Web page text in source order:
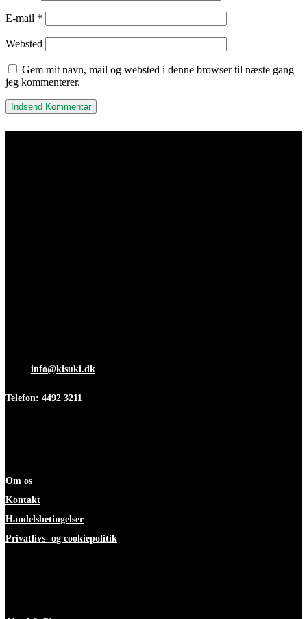
E-mail *
Websted
Gem mit navn, mail og websted i denne browser til næste gang
jeg kommenterer.
info@kisuki.dk
Telefon: 4492 3211
Om os
Kontakt
Handelsbetingelser
Privatlivs- og cookiepolitik